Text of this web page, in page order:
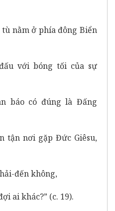
nằm ở phía đông Biển
với bóng tối của sự
báo có đúng là Đấng
tận nơi gặp Đức Giêsu,
đến không,
ai khác?” (c. 19).